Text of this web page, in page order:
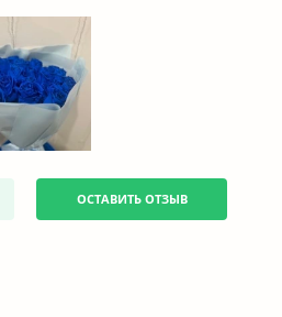
ОСТАВИТЬ ОТЗЫВ